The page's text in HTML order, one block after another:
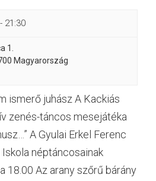
- 21:30
1.
Magyarország
ismerő juhász A Kackiás
zenés-táncos mesejátéka
A Gyulai Erkel Ferenc
néptáncosainak
18.00 Az arany szőrű bárány